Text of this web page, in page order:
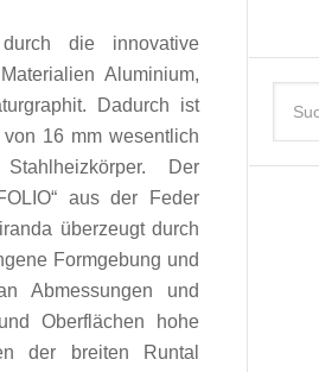
die innovative
Aluminium,
Dadurch ist
16 mm wesentlich
Der
aus der Feder
überzeugt durch
Formgebung und
Abmessungen und
Oberflächen hohe
der breiten Runtal